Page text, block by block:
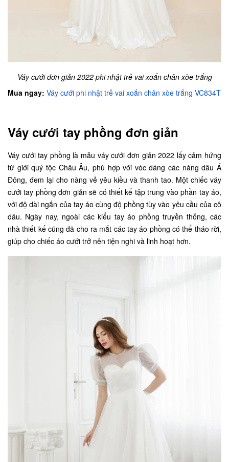
Váy cưới đơn giản 2022 phi nhật trễ vai xoắn chân xòe trắng
Mua ngay: Váy cưới phi nhật trễ vai xoắn chân xòe trắng VC834T
Váy cưới tay phồng đơn giản
Váy cưới tay phồng là mẫu váy cưới đơn giản 2022 lấy cảm hứng
từ giới quý tộc Châu Âu, phù hợp với vóc dáng các nàng dâu Á
Đông, đem lại cho nàng vẻ yêu kiều và thanh tao. Một chiếc váy
cưới tay phồng đơn giản sẽ có thiết kế tập trung vào phần tay áo,
với độ dài ngắn của tay áo cùng độ phồng tùy vào yêu cầu của cô
dâu. Ngày nay, ngoài các kiểu tay áo phồng truyền thống, các
nhà thiết kế cũng đã cho ra mắt các tay áo phồng có thể tháo rời,
giúp cho chiếc áo cưới trở nên tiện nghi và linh hoạt hơn.